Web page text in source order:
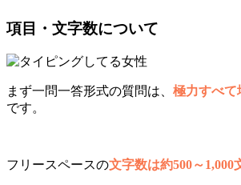
項目・文字数について
まず一問一答形式の質問は、 極力すべて
です。
フリースペースの文字数は約500～1,000